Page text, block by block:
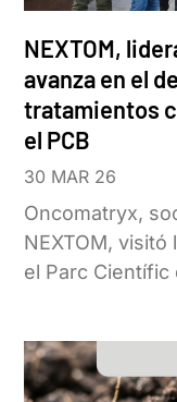
NEXTOM,
avanza en el
tratamientos
el PCB
30 MAR 26
Oncomatryx,
NEXTOM,
el Parc Científic